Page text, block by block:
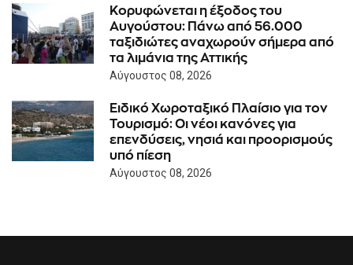
Κορυφώνεται η έξοδος του
Αυγούστου: Πάνω από 56.000
ταξιδιώτες αναχωρούν σήμερα από
τα λιμάνια της Αττικής
Αύγουστος 08, 2026
Ειδικό Χωροταξικό Πλαίσιο για τον
Τουρισμό: Οι νέοι κανόνες για
επενδύσεις, νησιά και προορισμούς
υπό πίεση
Αύγουστος 08, 2026